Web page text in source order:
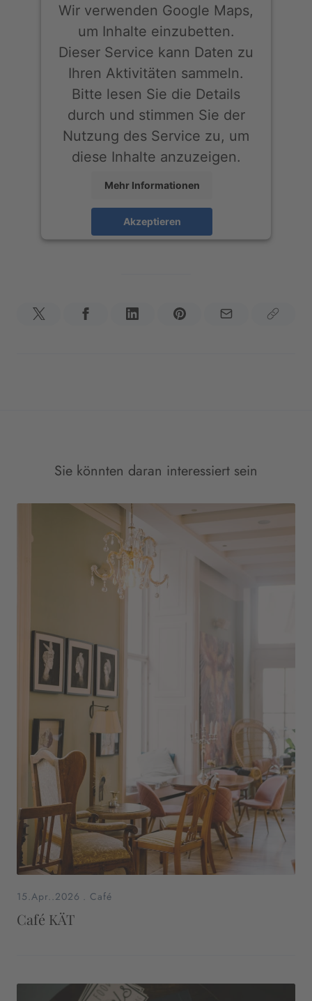
Wir verwenden Google Maps,
um Inhalte einzubetten.
Dieser Service kann Daten zu
Ihren Aktivitäten sammeln.
Bitte lesen Sie die Details
durch und stimmen Sie der
Nutzung des Service zu, um
diese Inhalte anzuzeigen.
Mehr Informationen
Akzeptieren
Sie könnten daran interessiert sein
15.Apr..2026 . Café
Café KÄT